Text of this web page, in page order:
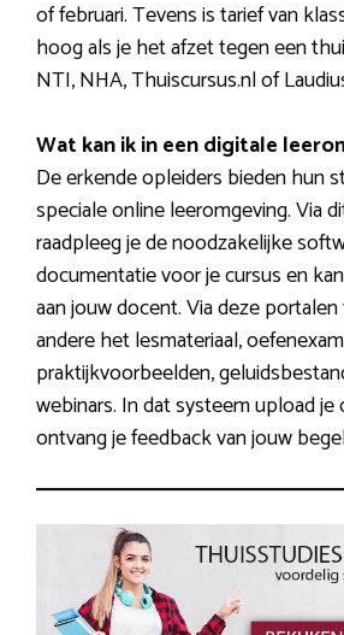
of februari. Tevens is tarief van
hoog als je het afzet tegen een
NTI, NHA, Thuiscursus.nl of
Wat kan ik in een digitale
De erkende opleiders bieden hun
speciale online leeromgeving. Via
raadpleeg je de noodzakelijke
documentatie voor je cursus en
aan jouw docent. Via deze
andere het lesmateriaal,
praktijkvoorbeelden,
webinars. In dat systeem upload
ontvang je feedback van jouw